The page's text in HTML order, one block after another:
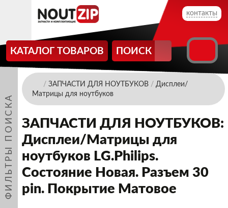
контакты
КАТАЛОГ ТОВАРОВ ПОИСК
ФИЛЬТРЫ ПОИСКА
/ ЗАПЧАСТИ ДЛЯ НОУТБУКОВ / Дисплеи/
Матрицы для ноутбуков
ЗАПЧАСТИ ДЛЯ НОУТБУКОВ:
Дисплеи/Матрицы для
ноутбуков LG.Philips.
Состояние Новая. Разъем 30
pin. Покрытие Матовое